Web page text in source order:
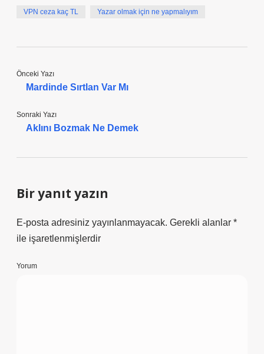
VPN ceza kaç TL Yazar olmak için ne yapmalıyım
Önceki Yazı
Mardinde Sırtlan Var Mı
Sonraki Yazı
Aklını Bozmak Ne Demek
Bir yanıt yazın
E-posta adresiniz yayınlanmayacak. Gerekli alanlar *
ile işaretlenmişlerdir
Yorum